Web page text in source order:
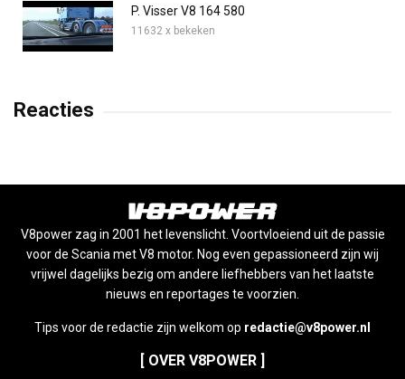
P. Visser V8 164 580
11632 x bekeken
Reacties
V8power zag in 2001 het levenslicht. Voortvloeiend uit de passie
voor de Scania met V8 motor. Nog even gepassioneerd zijn wij
vrijwel dagelijks bezig om andere liefhebbers van het laatste
nieuws en reportages te voorzien.
Tips voor de redactie zijn welkom op redactie@v8power.nl
[ OVER V8POWER ]